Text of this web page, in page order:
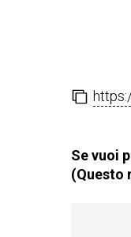
Se vuoi
(Questo